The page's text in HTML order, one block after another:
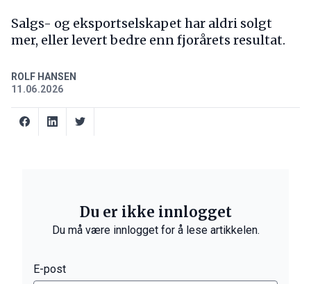
Salgs- og eksportselskapet har aldri solgt
mer, eller levert bedre enn fjorårets resultat.
ROLF HANSEN
11.06.2026
Du er ikke innlogget
Du må være innlogget for å lese artikkelen.
E-post